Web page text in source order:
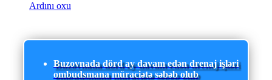
Ardını oxu
Buzovnada dörd ay davam edən drenaj işləri
ombudsmana müraciətə səbəb olub